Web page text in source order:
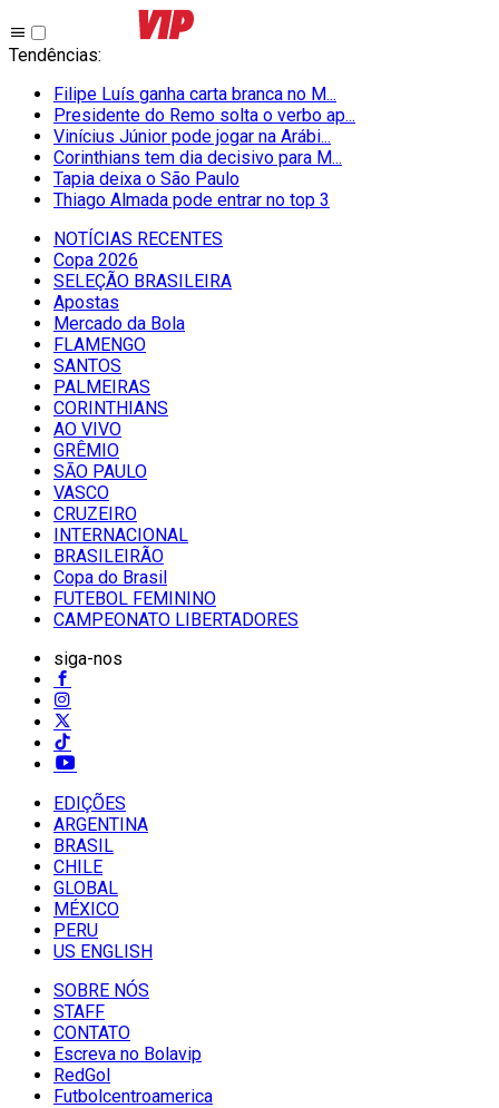
Tendências:
Filipe Luís ganha carta branca no M...
Presidente do Remo solta o verbo ap...
Vinícius Júnior pode jogar na Arábi...
Corinthians tem dia decisivo para M...
Tapia deixa o São Paulo
Thiago Almada pode entrar no top 3
NOTÍCIAS RECENTES
Copa 2026
SELEÇÃO BRASILEIRA
Apostas
Mercado da Bola
FLAMENGO
SANTOS
PALMEIRAS
CORINTHIANS
AO VIVO
GRÊMIO
SĀO PAULO
VASCO
CRUZEIRO
INTERNACIONAL
BRASILEIRÃO
Copa do Brasil
FUTEBOL FEMININO
CAMPEONATO LIBERTADORES
siga-nos
EDIÇÕES
ARGENTINA
BRASIL
CHILE
GLOBAL
MÉXICO
PERU
US ENGLISH
SOBRE NÓS
STAFF
CONTATO
Escreva no Bolavip
RedGol
Futbolcentroamerica